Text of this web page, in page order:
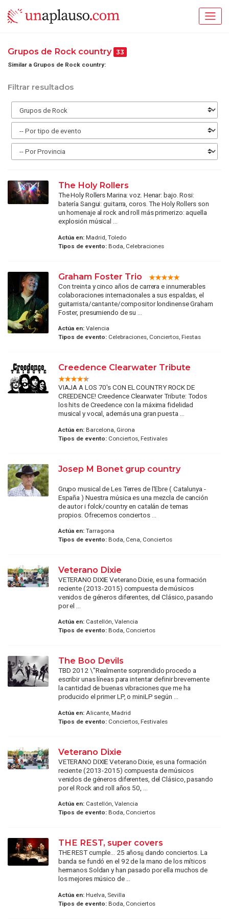
Grupos de Rock country 33
Similar a Grupos de Rock country:
Filtrar resultados
The Holy Rollers
The Holy Rollers Marina: voz. Henar: bajo. Rosi:
batería Sangui: guitarra, coros. The Holy Rollers son
un homenaje al rock and roll más primerizo: aquella
explosión músical ...
Actúa en:Madrid, Toledo
Tipos de evento:Boda, Celebraciones
Graham Foster Trio
Con treinta y cinco años de carrera e innumerables
colaboraciones internacionales a sus espaldas, el
guitarrista/cantante/compositor londinense Graham
Foster, presumiendo de su ...
Actúa en:Valencia
Tipos de evento:Celebraciones, Conciertos, Fiestas
Creedence Clearwater Tribute
VIAJA A LOS 70's CON EL COUNTRY ROCK DE
CREEDENCE! Creedence Clearwater Tribute: Todos
los hits de Creedence con la máxima fidelidad
musical y vocal, además una gran puesta ...
Actúa en:Barcelona, Girona
Tipos de evento:Conciertos, Festivales
Josep M Bonet grup country
Grupo musical de Les Terres de l'Ebre ( Catalunya -
España ) Nuestra música es una mezcla de canción
de autor i folck/country en catalán de temas
propios. Ofrecemos conciertos ...
Actúa en:Tarragona
Tipos de evento:Boda, Cena, Conciertos
Veterano Dixie
VETERANO DIXIE Veterano Dixie, es una formación
reciente (2013-2015) compuesta de músicos
venidos de géneros diferentes, del Clásico, pasando
por el ...
Actúa en:Castellón, Valencia
Tipos de evento:Boda, Conciertos
The Boo Devils
TBD 2012 \"Realmente sorprendido procedo a
escribir unas líneas para intentar definir brevemente
la cantidad de buenas vibraciones que me ha
producido el primer LP, o miniLP según ...
Actúa en:Alicante, Madrid
Tipos de evento:Conciertos, Festivales
Veterano Dixie
VETERANO DIXIE Veterano Dixie, es una formación
reciente (2013-2015) compuesta de músicos
venidos de géneros diferentes, del Clásico, pasando
por el Rock and roll años 50, ...
Actúa en:Castellón, Valencia
Tipos de evento:Boda, Conciertos
THE REST, super covers
THE REST cumple... 25 años¡¡ dando conciertos. La
banda se fundó en el 92 de la mano de los míticos
hermanos Soldan y han pasado por ella muchos de
los mejores músico de ...
Actúa en:Huelva, Sevilla
Tipos de evento:Boda, Conciertos